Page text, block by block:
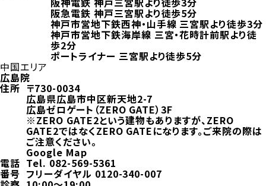
阪急電鉄 神戸三宮駅より徒歩5分
神戸市営地下鉄西神・山手線 三宮駅より徒歩3分
神戸市営地下鉄海岸線 三宮・花時計前駅より徒
歩2分
ポートライナー 三宮駅より徒歩5分
中国エリア
広島院
住所 〒730-0034
広島県広島市中区新天地2-7
広島ゼロゲート（ZERO GATE）3F
※ZERO GATE2という建物もありますが、ZERO
GATE2ではなくZERO GATEになります。ご来院の際は
ご注意ください。
Google Map
電話
番号
Tel.082-569-5361
フリーダイヤル 0120-340-007